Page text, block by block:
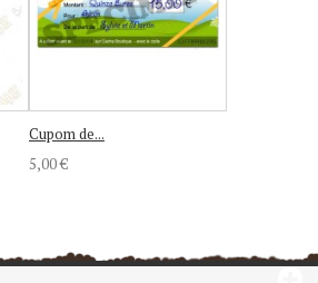
Cupom de...
5,00 €